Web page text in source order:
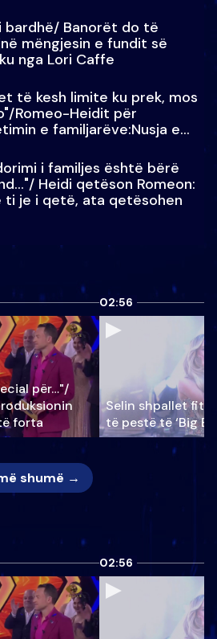
bardhë/ Banorët do të
mëngjesin e fundit së
nga Lori Caffe
të kesh limite ku prek, mos
Romeo-Heidit për
e familjarëve:Nusja e
i familjes është bërë
Heidi qetëson Romeon:
ti je i qetë, ata qetësohen
për…"/
forta
02:56
Selin shpallet
të pestë të ‘Big
shumë →
02:56